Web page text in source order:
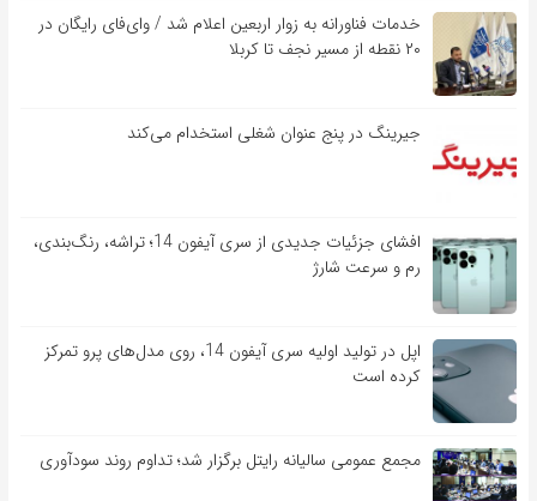
خدمات فناورانه به زوار اربعین اعلام شد / وای‌فای رایگان در
۲۰ نقطه از مسیر نجف تا کربلا
جیرینگ در پنج عنوان شغلی استخدام می‌کند
افشای جزئیات جدیدی از سری آیفون 14؛ تراشه، رنگ‌بندی،
رم و سرعت شارژ
اپل در تولید اولیه سری آیفون 14، روی مدل‌های پرو تمرکز
کرده است
مجمع عمومی سالیانه رایتل برگزار شد؛ تداوم روند سودآوری